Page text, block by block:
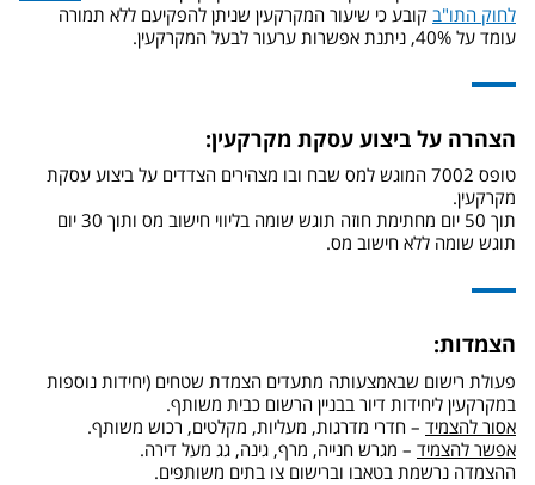
לחוק התו"ב קובע כי שיעור המקרקעין שניתן להפקיעם ללא תמורה
עומד על 40%, ניתנת אפשרות ערעור לבעל המקרקעין.
הצהרה על ביצוע עסקת מקרקעין:
טופס 7002 המוגש למס שבח ובו מצהירים הצדדים על ביצוע עסקת
מקרקעין.
תוך 50 יום מחתימת חוזה תוגש שומה בליווי חישוב מס ותוך 30 יום
תוגש שומה ללא חישוב מס.
הצמדות:
פעולת רישום שבאמצעותה מתעדים הצמדת שטחים (יחידות נוספות
במקרקעין ליחידות דיור בבניין הרשום כבית משותף.
אסור להצמיד – חדרי מדרגות, מעליות, מקלטים, רכוש משותף.
אפשר להצמיד – מגרש חנייה, מרף, גינה, גג מעל דירה.
ההצמדה נרשמת בטאבו וברישום צו בתים משותפים.